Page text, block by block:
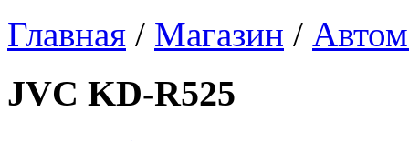
Главная / Магазин /
JVC KD-R525